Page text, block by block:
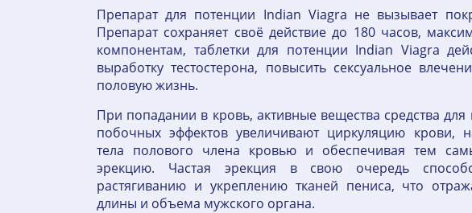
Препарат для потенции Indian Viagra не вызывает
Препарат сохраняет своё действие до 180 часов,
компонентам, таблетки для потенции Indian Viagra
выработку тестостерона, повысить сексуальное
половую жизнь.
При попадании в кровь, активные вещества средства
побочных эффектов увеличивают циркуляцию крови,
тела полового члена кровью и обеспечивая тем
эрекцию. Частая эрекция в свою очередь
растягиванию и укреплению тканей пениса, что
длины и объема мужского органа.